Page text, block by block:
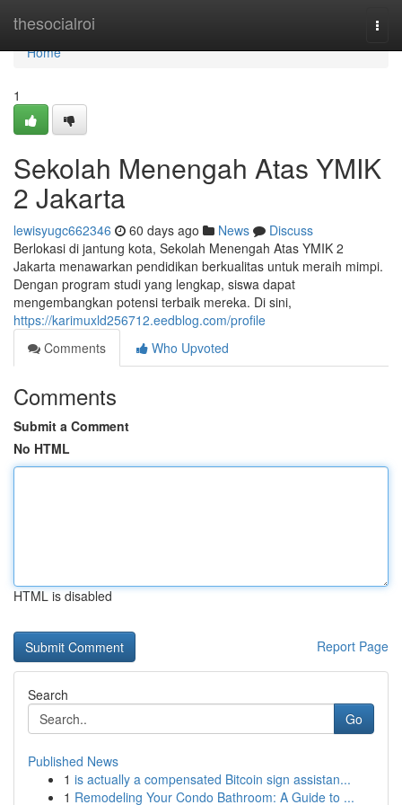
thesocialroi
Home
Home
1
Sekolah Menengah Atas YMIK
2 Jakarta
lewisyugc662346 60 days ago News
Discuss
Berlokasi di jantung kota, Sekolah Menengah Atas YMIK 2
Jakarta menawarkan pendidikan berkualitas untuk meraih mimpi.
Dengan program studi yang lengkap, siswa dapat
mengembangkan potensi terbaik mereka. Di sini,
https://karimuxld256712.eedblog.com/profile
Comments
Who Upvoted
Comments
Submit a Comment
No HTML
HTML is disabled
Report Page
Search
Go
Published News
1 is actually a compensated Bitcoin sign assistan...
1 Remodeling Your Condo Bathroom: A Guide to ...